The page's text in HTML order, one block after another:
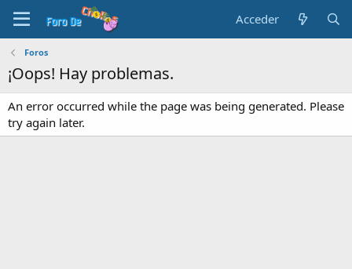
Acceder
Foros
¡Oops! Hay problemas.
An error occurred while the page was being generated. Please
try again later.